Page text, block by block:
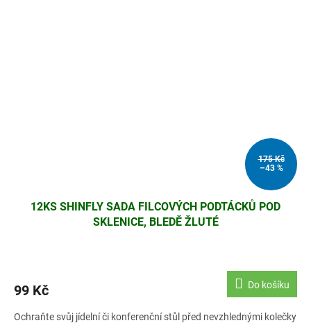
175 Kč
–43 %
12KS SHINFLY SADA FILCOVÝCH PODTÁCKŮ POD
SKLENICE, BLEDĚ ŽLUTÉ
99 Kč Do košíku
Ochraňte svůj jídelní či konferenční stůl před nevzhlednými kolečky